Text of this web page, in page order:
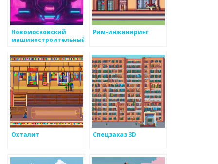
Новомосковский
машиностроительный
Рим-инжиниринг
Охталит Спецзаказ 3D